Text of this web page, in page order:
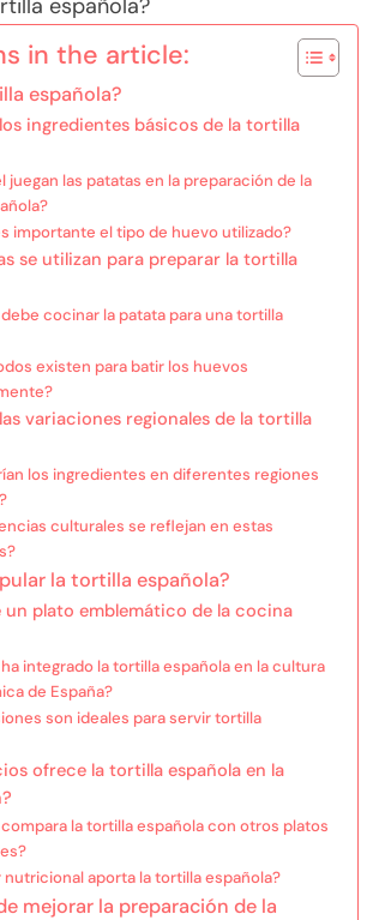
in the article:
española?
ingredientes básicos de la tortilla
juegan las patatas en la preparación de la
importante el tipo de huevo utilizado?
se utilizan para preparar la tortilla
cocinar la patata para una tortilla
existen para batir los huevos
variaciones regionales de la tortilla
los ingredientes en diferentes regiones
culturales se reflejan en estas
la tortilla española?
un plato emblemático de la cocina
integrado la tortilla española en la cultura
de España?
son ideales para servir tortilla
ofrece la tortilla española en la
la tortilla española con otros platos
nutricional aporta la tortilla española?
mejorar la preparación de la